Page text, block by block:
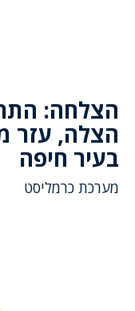
הצלחה:
הצלה, עזר
בעיר חיפה
מערכת כרמליסט